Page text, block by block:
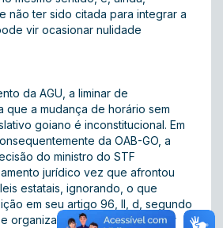
não ter sido citada para integrar a
vir ocasionar nulidade
da AGU, a liminar de
que a mudança de horário sem
goiano é inconstitucional. Em
da OAB-GO, a
do ministro do STF
jurídico vez que afrontou
estatais, ignorando, o que
em seu artigo 96, II, d, segundo
organização judiciária deve ser